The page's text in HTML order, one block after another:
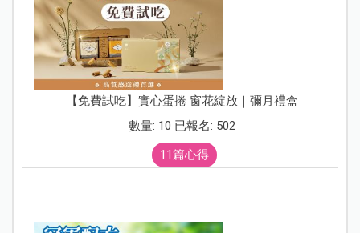
【免費試吃】實心蛋捲 窗花綻放｜彌月禮盒
數量: 10 已報名: 502
11篇心得